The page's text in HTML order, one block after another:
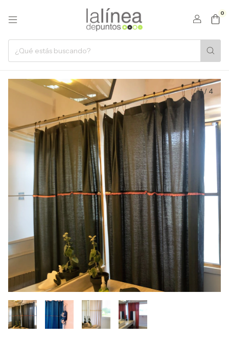
0
1/ 4